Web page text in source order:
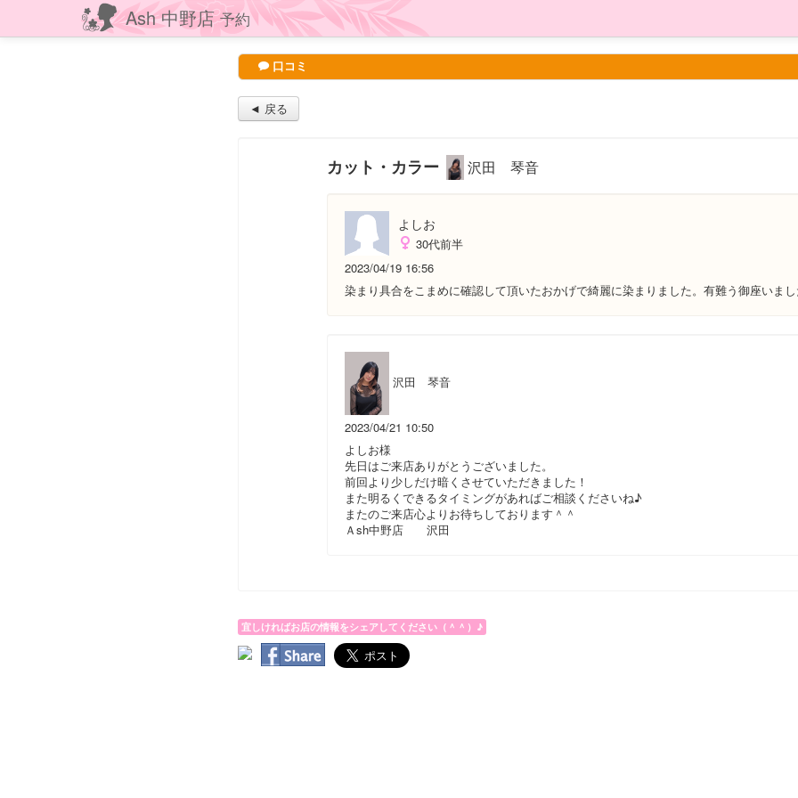
Ash 中野店予約
口コミ
◄ 戻る
カット・カラー 沢田 琴音
よしお
30代前半
2023/04/19 16:56
染まり具合をこまめに確認して頂いたおかげで綺麗に染まりました。有難う御座いま
沢田 琴音
2023/04/21 10:50
よしお様
先日はご来店ありがとうございました。
前回より少しだけ暗くさせていただきました！
また明るくできるタイミングがあればご相談くださいね♪
またのご来店心よりお待ちしております＾＾
Ａsh中野店 沢田
宜しければお店の情報をシェアしてください（＾＾）♪